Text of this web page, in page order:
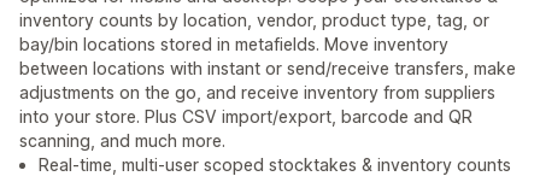
inventory counts by location, vendor, product type, tag, or
bay/bin locations stored in metafields. Move inventory
between locations with instant or send/receive transfers, make
adjustments on the go, and receive inventory from suppliers
into your store. Plus CSV import/export, barcode and QR
scanning, and much more.
Real-time, multi-user scoped stocktakes & inventory counts